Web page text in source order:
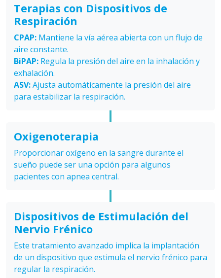
Terapias con Dispositivos de
Respiración
CPAP: Mantiene la vía aérea abierta con un flujo de
aire constante.
BiPAP: Regula la presión del aire en la inhalación y
exhalación.
ASV:Ajusta automáticamente la presión del aire
para estabilizar la respiración.
Oxigenoterapia
Proporcionar oxígeno en la sangre durante el
sueño puede ser una opción para algunos
pacientes con apnea central.
Dispositivos de Estimulación del
Nervio Frénico
Este tratamiento avanzado implica la implantación
de un dispositivo que estimula el nervio frénico para
regular la respiración.